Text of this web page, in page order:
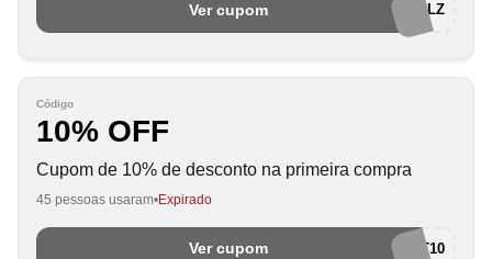
Ver cupom UNE4RCV1RLZ
Código
10% OFF
Cupom de 10% de desconto na primeira compra
45 pessoas usaram Expirado
Ver cupom NET10